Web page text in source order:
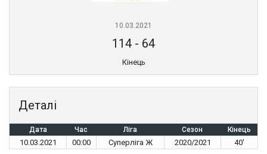
10.03.2021
114 - 64
Кінець
Деталі
Дата Час Ліга Сезон Кінець
10.03.2021 00:00 Суперліга Ж 2020/2021 40'